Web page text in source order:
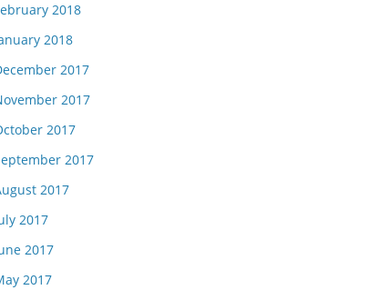
2018
2018
2017
2017
2017
2017
2017
2017
2017
2017